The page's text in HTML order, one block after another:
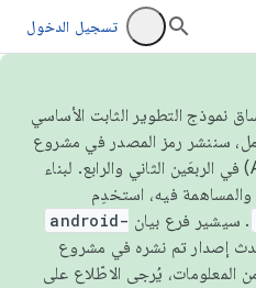
تسجيل الدخول
ولضمان اتّساق نموذج التطوير الثابت الأساسي
سننشر رمز المصدر في مشروع
Android مفتوح المصدر (AOSP) في الربعَين الثاني والرابع. لبناء
. سيشير فرع بيان android-
إصدار تم نشره في مشروع